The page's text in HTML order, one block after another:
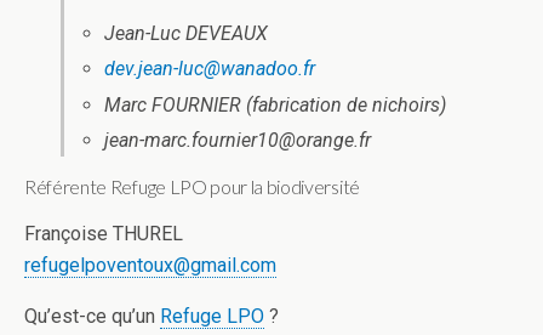
Jean-Luc DEVEAUX
dev.jean-luc@wanadoo.fr
Marc FOURNIER (fabrication de nichoirs)
jean-marc.fournier10@orange.fr
Référente Refuge LPO pour la biodiversité
Françoise THUREL
refugelpoventoux@gmail.com
Qu’est-ce qu’un Refuge LPO ?